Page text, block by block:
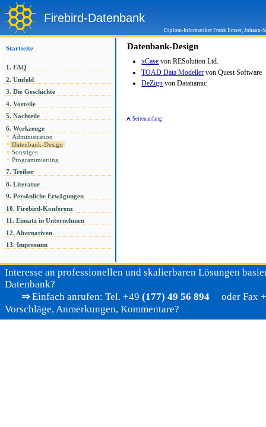
Firebird-Datenbank
Diplom-Informatiker Frank Emser, Johann-
Startseite
1. FAQ
2. Umfeld
3. Die Geschichte
4. Vorteile
5. Nachteile
6. Werkzeuge
Administration
Datenbank-Design
Sonstiges
Programmierung
7. Treiber
8. Literatur
9. Persönliche Erwägungen
10. Firebird-Konferenz
11. Einsatz in Unternehmen
12. Alternativen
13. Impressum
Datenbank-Design
xCase von RESolution Ltd.
TOAD Data Modeller von Quest Software
DeZign von Datanamic
Seitenanfang
Interesse an professionellen und skalierbaren Lösungen
Datenbank?
⇒Einfach anrufen: Tel. +49 (177) 49 56 894 oder Fax
Vorschläge, Anmerkungen, Kommentare?